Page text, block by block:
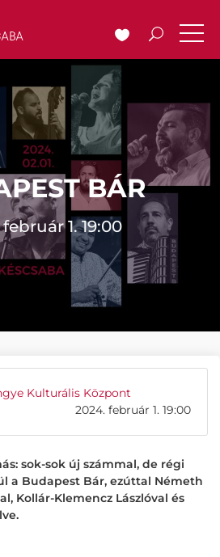
BÁR
1. 19:00
Kulturális Központ
2024. február 1. 19:00
sok-sok új számmal, de régi
a Budapest Bár, ezúttal Németh
Kollár-Klemencz Lászlóval és